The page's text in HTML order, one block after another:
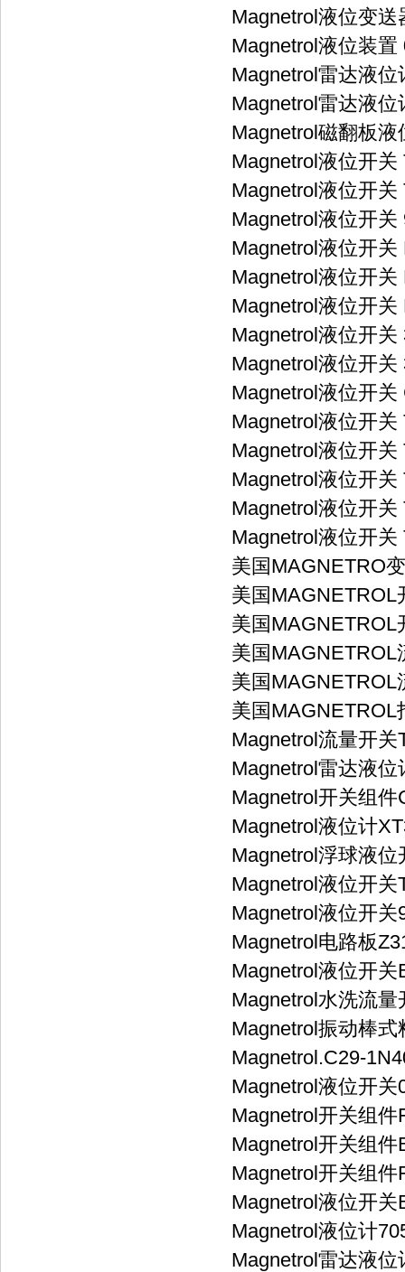
Magnetrol液位变送
Magnetrol液位装置
Magnetrol雷达液位
Magnetrol雷达液
Magnetrol磁翻板
Magnetrol液位开
Magnetrol液位开
Magnetrol液位开关
Magnetrol液位开关
Magnetrol液位开
Magnetrol液位开
Magnetrol液位开
Magnetrol液位开关
Magnetrol液位开
Magnetrol液位开
Magnetrol液位开
Magnetrol液位开
Magnetrol液位开关
Magnetrol液位开关
美国MAGNETRO
美国MAGNETROL
美国MAGNETROL
美国MAGNETROL
美国MAGNETROL
美国MAGNETROL
Magnetrol流量开
Magnetrol雷达液位
Magnetrol开关组
Magnetrol液位计
Magnetrol浮球液
Magnetrol液位开
Magnetrol液位开关
Magnetrol电路板
Magnetrol液位开
Magnetrol水洗流
Magnetrol振动棒
Magnetrol.C29-
Magnetrol液位开
Magnetrol开关组件
Magnetrol开关组
Magnetrol开关组件
Magnetrol液位开
Magnetrol液位计
Magnetrol雷达液位